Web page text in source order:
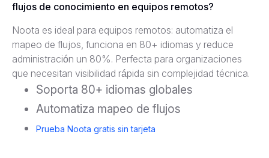
flujos de conocimiento en equipos remotos?
Noota es ideal para equipos remotos: automatiza el
mapeo de flujos, funciona en 80+ idiomas y reduce
administración un 80%. Perfecta para organizaciones
que necesitan visibilidad rápida sin complejidad técnica.
Soporta 80+ idiomas globales
Automatiza mapeo de flujos
Prueba Noota gratis sin tarjeta